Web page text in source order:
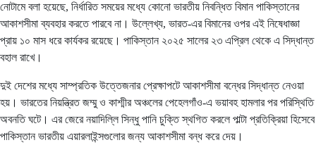
নোটামে বলা হয়েছে, নির্ধারিত সময়ের মধ্যে কোনো ভারতীয় নিবন্ধিত বিমান পাকিস্তানের
আকাশসীমা ব্যবহার করতে পারবে না। উল্লেখ্য, ভারত-এর বিমানের ওপর এই নিষেধাজ্ঞা
প্রায় ১০ মাস ধরে কার্যকর রয়েছে। পাকিস্তান ২০২৫ সালের ২৩ এপ্রিল থেকে এ সিদ্ধান্ত
বহাল রাখে।
দুই দেশের মধ্যে সাম্প্রতিক উত্তেজনার প্রেক্ষাপটে আকাশসীমা বন্ধের সিদ্ধান্ত নেওয়া
হয়। ভারতের নিয়ন্ত্রিত জম্মু ও কাশ্মীর অঞ্চলের পেহেলগাঁও-এ ভয়াবহ হামলার পর পরিস্থিতি
অবনতি ঘটে। এর জেরে নয়াদিল্লি সিন্ধু পানি চুক্তি স্থগিত করলে পাল্টা প্রতিক্রিয়া হিসেবে
পাকিস্তান ভারতীয় এয়ারলাইন্সগুলোর জন্য আকাশসীমা বন্ধ করে দেয়।